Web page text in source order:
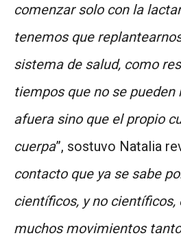
comenzar solo con la
tenemos que
sistema de salud, como
tiempos que no se pueden
afuera sino que el propio
cuerpa”, sostuvo Natalia
contacto que ya se sabe
científicos, y no científicos,
muchos movimientos